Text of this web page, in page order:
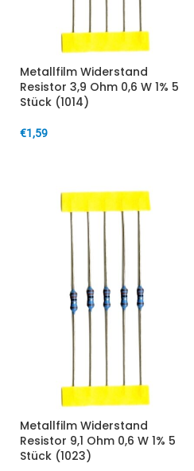
Metallfilm Widerstand
Resistor 3,9 Ohm 0,6 W 1% 5
Stück (1014)
€1,59
Metallfilm Widerstand
Resistor 9,1 Ohm 0,6 W 1% 5
Stück (1023)